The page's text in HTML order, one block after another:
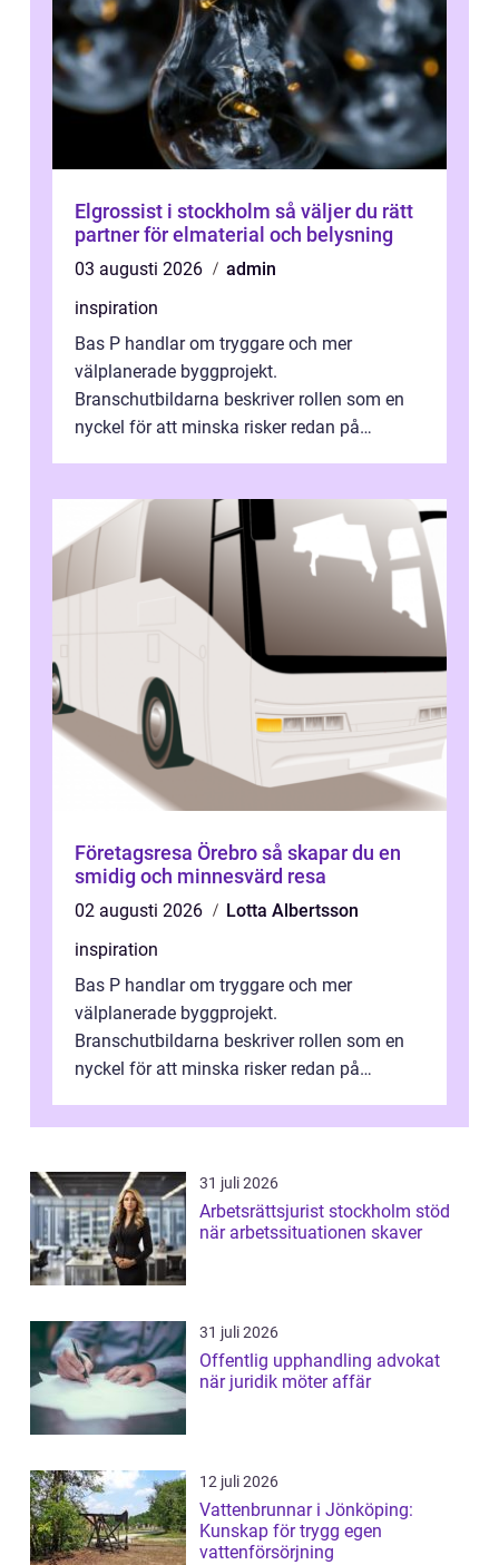
Elgrossist i stockholm så väljer du rätt
partner för elmaterial och belysning
03 augusti 2026
admin
inspiration
Bas P handlar om tryggare och mer
välplanerade byggprojekt.
Branschutbildarna beskriver rollen som en
nyckel för att minska risker redan på
Företagsresa Örebro så skapar du en
smidig och minnesvärd resa
02 augusti 2026
Lotta Albertsson
inspiration
Bas P handlar om tryggare och mer
välplanerade byggprojekt.
Branschutbildarna beskriver rollen som en
nyckel för att minska risker redan på
31 juli 2026
Arbetsrättsjurist stockholm stöd
när arbetssituationen skaver
31 juli 2026
Offentlig upphandling advokat
när juridik möter affär
12 juli 2026
Vattenbrunnar i Jönköping:
Kunskap för trygg egen
vattenförsörjning